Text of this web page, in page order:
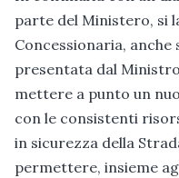
parte del Ministero, si
Concessionaria, anche
presentata dal
mettere a punto un
con le consistenti
in sicurezza della
permettere, insieme